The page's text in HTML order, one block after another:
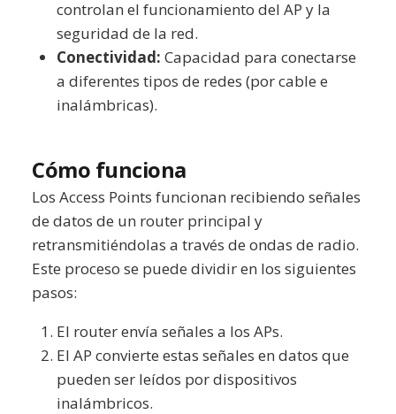
controlan el funcionamiento del AP y la
seguridad de la red.
Conectividad: Capacidad para conectarse
a diferentes tipos de redes (por cable e
inalámbricas).
Cómo funciona
Los Access Points funcionan recibiendo señales
de datos de un router principal y
retransmitiéndolas a través de ondas de radio.
Este proceso se puede dividir en los siguientes
pasos:
El router envía señales a los APs.
El AP convierte estas señales en datos que
pueden ser leídos por dispositivos
inalámbricos.